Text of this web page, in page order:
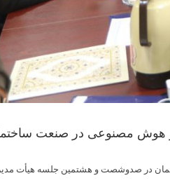
بر هوش مصنوعی در صنعت
در صدوشصت و هشتمین جلسه هیأت